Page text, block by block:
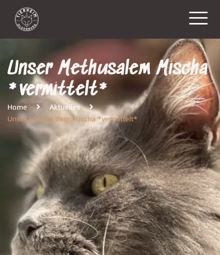
Unser Methusalem Mischa
*vermittelt*
Home
Aktuelles
Unser Methusalem Mischa *vermittelt*